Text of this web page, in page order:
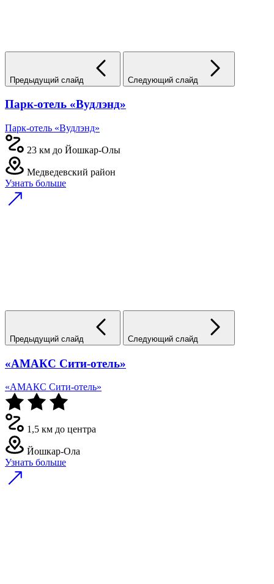
Предыдущий слайд Следующий слайд
Парк-отель «Вудлэнд»
Парк-отель «Вудлэнд»
23 км до Йошкар-Олы
Медведевский район
Узнать больше
Предыдущий слайд Следующий слайд
«АМАКС Сити-отель»
«АМАКС Сити-отель»
1,5 км до центра
Йошкар-Ола
Узнать больше